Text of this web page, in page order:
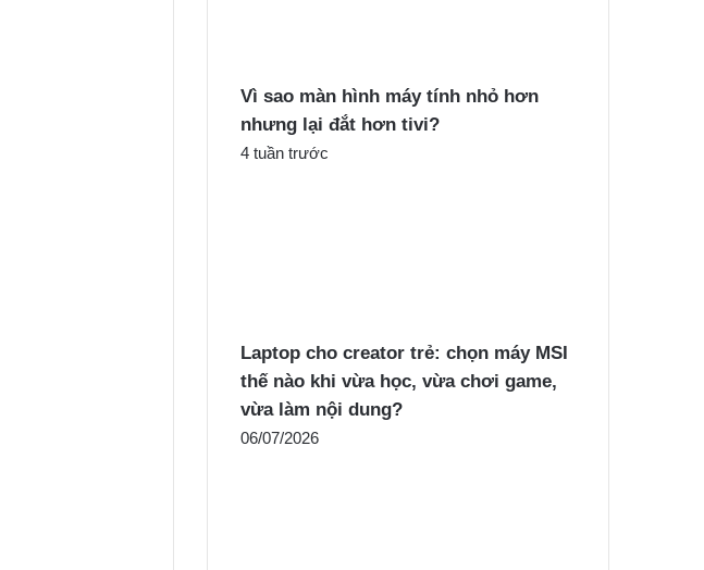
Vì sao màn hình máy tính nhỏ hơn
nhưng lại đắt hơn tivi?
4 tuần trước
Laptop cho creator trẻ: chọn máy MSI
thế nào khi vừa học, vừa chơi game,
vừa làm nội dung?
06/07/2026